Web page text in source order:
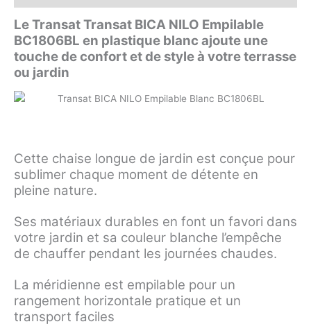
Le Transat Transat BICA NILO Empilable
BC1806BL en plastique blanc ajoute une
touche de confort et de style à votre terrasse
ou jardin
Cette chaise longue de jardin est conçue pour
sublimer chaque moment de détente en
pleine nature.
Ses matériaux durables en font un favori dans
votre jardin et sa couleur blanche l’empêche
de chauffer pendant les journées chaudes.
La méridienne est empilable pour un
rangement horizontale pratique et un
transport faciles